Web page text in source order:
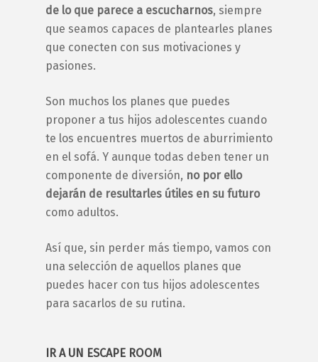
de lo que parece a escucharnos, siempre
que seamos capaces de plantearles planes
que conecten con sus motivaciones y
pasiones.
Son muchos los planes que puedes
proponer a tus hijos adolescentes cuando
te los encuentres muertos de aburrimiento
en el sofá. Y aunque todas deben tener un
componente de diversión, no por ello
dejarán de resultarles útiles en su futuro
como adultos.
Así que, sin perder más tiempo, vamos con
una selección de aquellos planes que
puedes hacer con tus hijos adolescentes
para sacarlos de su rutina.
IR A UN ESCAPE ROOM